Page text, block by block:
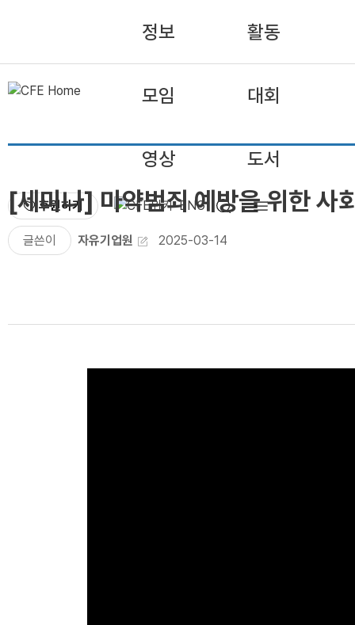
정보 활동
모임 대회
영상 도서
후원하기 ENG
[세미나] 마약범죄 예방을 위한 사
글쓴이 자유기업원 2025-03-14